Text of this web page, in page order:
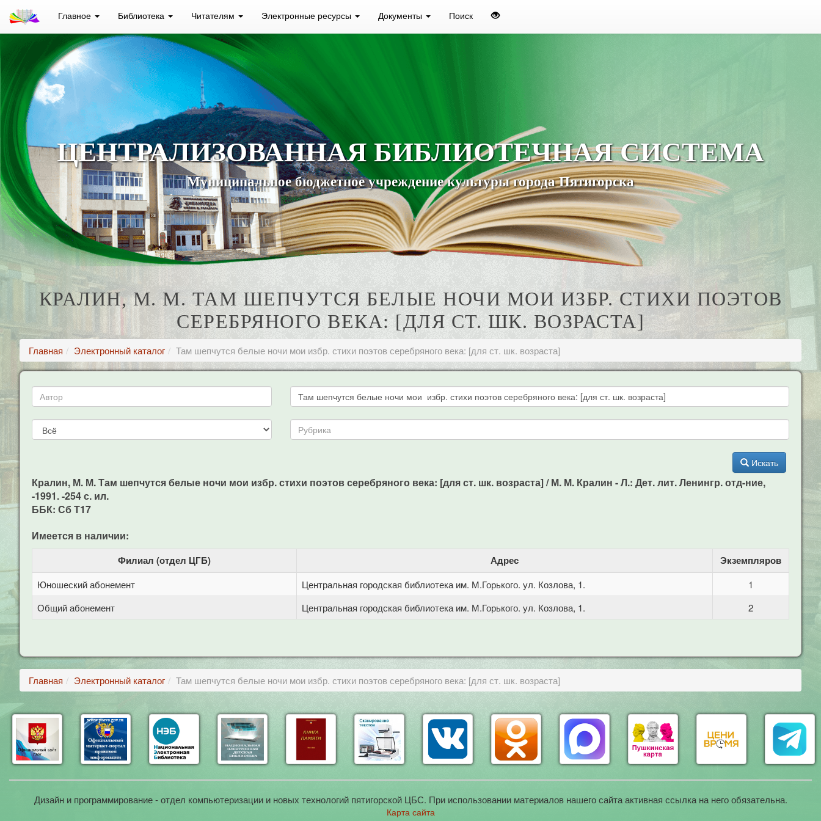
Главное Библиотека Читателям Электронные ресурсы Документы Поиск
ЦЕНТРАЛИЗОВАННАЯ БИБЛИОТЕЧНАЯ СИСТЕМА
Муниципальное бюджетное учреждение культуры города Пятигорска
КРАЛИН, М. М. ТАМ ШЕПЧУТСЯ БЕЛЫЕ НОЧИ МОИ ИЗБР. СТИХИ ПОЭТОВ
СЕРЕБРЯНОГО ВЕКА: [ДЛЯ СТ. ШК. ВОЗРАСТА]
Главная Электронный каталог Там шепчутся белые ночи мои избр. стихи поэтов серебряного века: [для ст. шк. возраста]
Искать
Кралин, М. М. Там шепчутся белые ночи мои избр. стихи поэтов серебряного века: [для ст. шк. возраста] / М. М. Кралин - Л.: Дет. лит. Ленингр. отд-ние,
-1991. -254 с. ил.
ББК: Сб Т17
Имеется в наличии:
Филиал (отдел ЦГБ) Адрес Экземпляров
Юношеский абонемент Центральная городская библиотека им. М.Горького. ул. Козлова, 1.
1
Общий абонемент
Центральная городская библиотека им. М.Горького. ул. Козлова, 1. 2
Главная Электронный каталог Там шепчутся белые ночи мои избр. стихи поэтов серебряного века: [для ст. шк. возраста]
Дизайн и программирование - отдел компьютеризации и новых технологий пятигорской ЦБС. При использовании материалов нашего сайта активная ссылка на него обязательна.
Карта сайта